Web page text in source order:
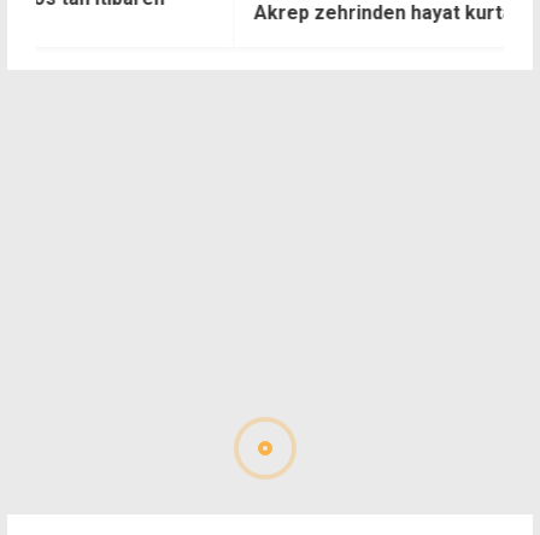
Akrep zehrinden hayat kurtaran serum